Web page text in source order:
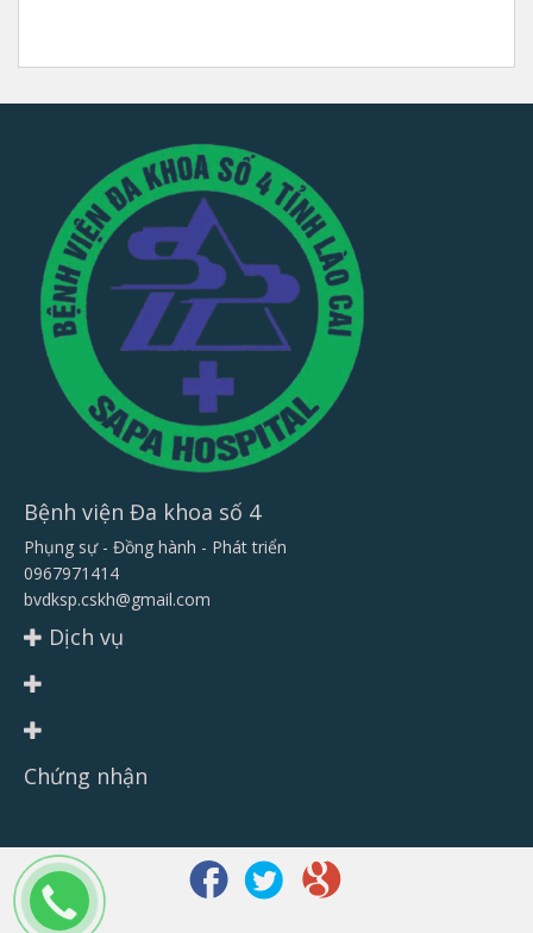
Bệnh viện Đa khoa số 4
Phụng sự - Đồng hành - Phát triển
0967971414
bvdksp.cskh@gmail.com
Dịch vụ
Chứng nhận